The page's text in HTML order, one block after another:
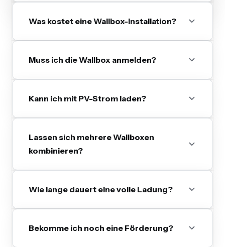
Was kostet eine Wallbox-Installation?
Muss ich die Wallbox anmelden?
Kann ich mit PV-Strom laden?
Lassen sich mehrere Wallboxen
kombinieren?
Wie lange dauert eine volle Ladung?
Bekomme ich noch eine Förderung?